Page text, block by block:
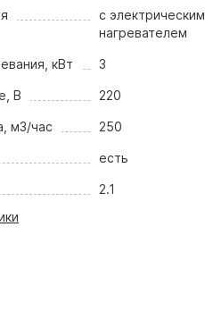
с электрическим
нагревателем
кВт 3
В 220
м3/час 250
есть
2.1